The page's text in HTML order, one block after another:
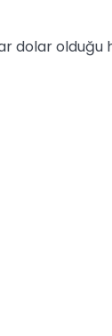
dolar olduğu